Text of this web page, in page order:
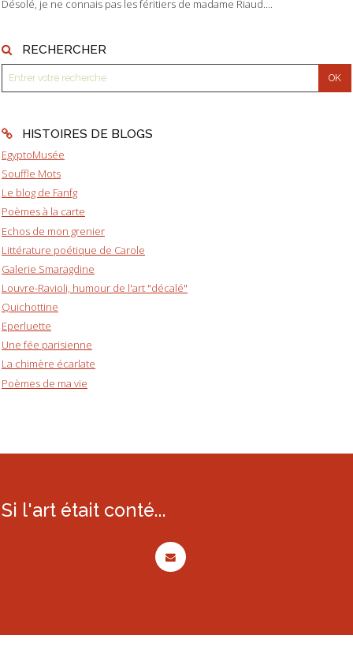
Désolé, je ne connais pas les féritiers de madame Riaud....
RECHERCHER
HISTOIRES DE BLOGS
EgyptoMusée
Souffle Mots
Le blog de Fanfg
Poèmes à la carte
Echos de mon grenier
Littérature poétique de Carole
Galerie Smaragdine
Louvre-Ravioli, humour de l'art "décalé"
Quichottine
Eperluette
Une fée parisienne
La chimère écarlate
Poèmes de ma vie
Si l'art était conté...